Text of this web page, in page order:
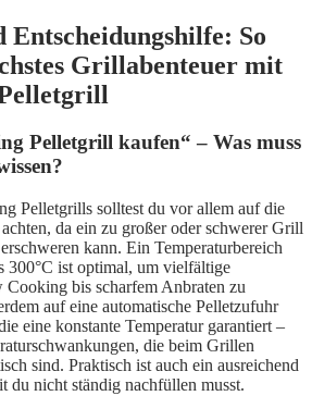
So
Grillabenteuer mit
Pelletgrill kaufen“ – Was muss
Pelletgrills solltest du vor allem auf die
da ein zu großer oder schwerer Grill
kann. Ein Temperaturbereich
300°C ist optimal, um vielfältige
bis scharfem Anbraten zu
auf eine automatische Pelletzufuhr
eine konstante Temperatur garantiert –
die beim Grillen
sind. Praktisch ist auch ein ausreichend
du nicht ständig nachfüllen musst.